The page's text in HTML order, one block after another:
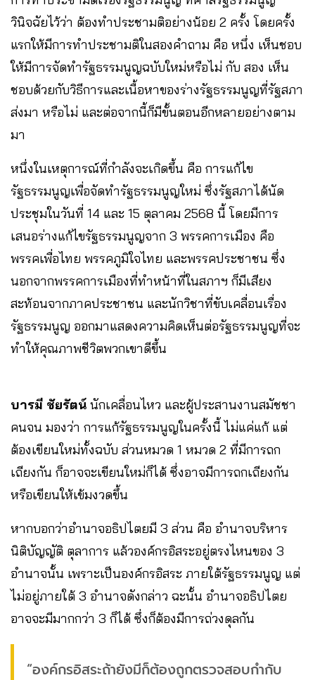
วินิจฉัยไว้ว่า ต้องทำประชามติอย่างน้อย 2 ครั้ง โดยครั้ง
แรกให้มีการทำประชามติในสองคำถาม คือ หนึ่ง เห็นชอบ
ให้มีการจัดทำรัฐธรรมนูญฉบับใหม่หรือไม่ กับ สอง เห็น
ชอบด้วยกับวิธีการและเนื้อหาของร่างรัฐธรรมนูญที่รัฐสภา
ส่งมา หรือไม่ และต่อจากนี้ก็มีขั้นตอนอีกหลายอย่างตาม
มา
หนึ่งในเหตุการณ์ที่กำลังจะเกิดขึ้น คือ การแก้ไข
รัฐธรรมนูญเพื่อจัดทำรัฐธรรมนูญใหม่ ซึ่งรัฐสภาได้นัด
ประชุมในวันที่ 14 และ 15 ตุลาคม 2568 นี้ โดยมีการ
เสนอร่างแก้ไขรัฐธรรมนูญจาก 3 พรรคการเมือง คือ
พรรคเพื่อไทย พรรคภูมิใจไทย และพรรคประชาชน ซึ่ง
นอกจากพรรคการเมืองที่ทำหน้าที่ในสภาฯ ก็มีเสียง
สะท้อนจากภาคประชาชน และนักวิชาที่ขับเคลื่อนเรื่อง
รัฐธรรมนูญ ออกมาแสดงความคิดเห็นต่อรัฐธรรมนูญที่จะ
ทำให้คุณภาพชีวิตพวกเขาดีขึ้น
บารมี ชัยรัตน์ นักเคลื่อนไหว และผู้ประสานงานสมัชชา
คนจน มองว่า การแก้รัฐธรรมนูญในครั้งนี้ ไม่แค่แก้ แต่
ต้องเขียนใหม่ทั้งฉบับ ส่วนหมวด 1 หมวด 2 ที่มีการถก
เถียงกัน ก็อาจจะเขียนใหม่ก็ได้ ซึ่งอาจมีการถกเถียงกัน
หรือเขียนให้เข้มงวดขึ้น
หากบอกว่าอำนาจอธิปไตยมี 3 ส่วน คือ อำนาจบริหาร
นิติบัญญัติ ตุลาการ แล้วองค์กรอิสระอยู่ตรงไหนของ 3
อำนาจนั้น เพราะเป็นองค์กรอิสระ ภายใต้รัฐธรรมนูญ แต่
ไม่อยู่ภายใต้ 3 อำนาจดังกล่าว ฉะนั้น อำนาจอธิปไตย
อาจจะมีมากกว่า 3 ก็ได้ ซึ่งก็ต้องมีการถ่วงดุลกัน
“องค์กรอิสระถ้ายังมีก็ต้องถูกตรวจสอบกำกับ